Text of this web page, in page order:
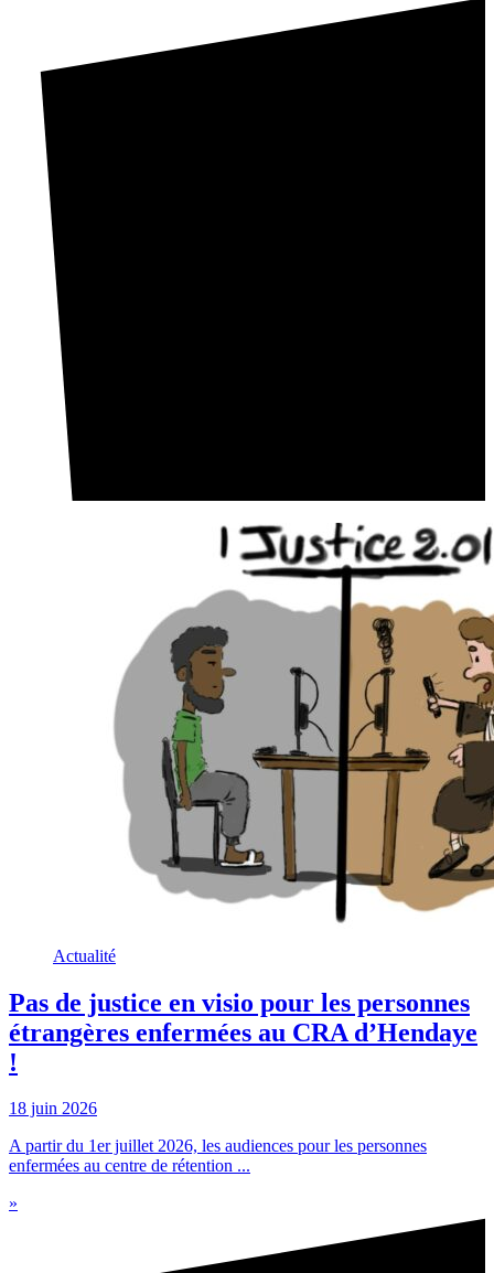
Actualité
Pas de justice en visio pour les personnes
étrangères enfermées au CRA d’Hendaye
!
18 juin 2026
A partir du 1er juillet 2026, les audiences pour les personnes
enfermées au centre de rétention ...
»